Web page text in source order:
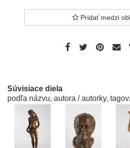
Pridať medzi
Súvisiace diela
podľa názvu, autora / autorky,